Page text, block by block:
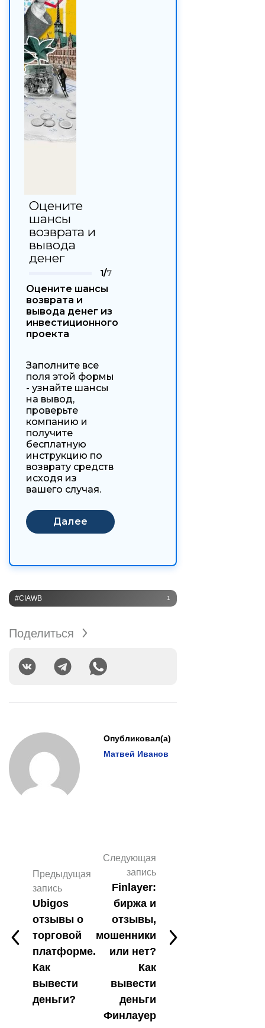
Оцените
шансы
возврата и
вывода
денег
1/7
Оцените шансы
возврата и
вывода денег из
инвестиционного
проекта
Заполните все
поля этой формы
- узнайте шансы
на вывод,
проверьте
компанию и
получите
бесплатную
инструкцию по
возврату средств
исходя из
вашего случая.
#CIAWB 1
Поделиться
Опубликовал(а)
Матвей Иванов
Предыдущая
запись
Ubigos
отзывы о
торговой
платформе.
Как
вывести
деньги?
Следующая
запись
Finlayer:
биржа и
отзывы,
мошенники
или нет?
Как
вывести
деньги
Финлауер